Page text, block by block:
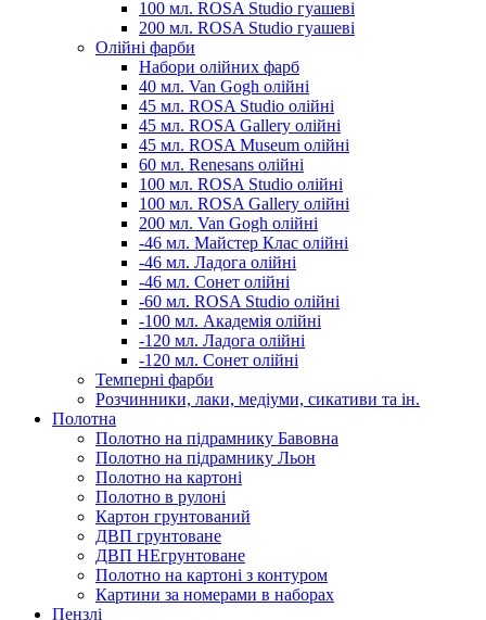
100 мл. ROSA Studio гуашеві
200 мл. ROSA Studio гуашеві
Олійні фарби
Набори олійних фарб
40 мл. Van Gogh олійні
45 мл. ROSA Studio олійні
45 мл. ROSA Gallery олійні
45 мл. ROSA Museum олійні
60 мл. Renesans олійні
100 мл. ROSA Studio олійні
100 мл. ROSA Gallery олійні
200 мл. Van Gogh олійні
-46 мл. Майстер Клас олійні
-46 мл. Ладога олійні
-46 мл. Сонет олійні
-60 мл. ROSA Studio олійні
-100 мл. Академія олійні
-120 мл. Ладога олійні
-120 мл. Сонет олійні
Темперні фарби
Розчинники, лаки, медіуми, сикативи та ін.
Полотна
Полотно на підрамнику Бавовна
Полотно на підрамнику Льон
Полотно на картоні
Полотно в рулоні
Картон грунтований
ДВП грунтоване
ДВП НЕгрунтоване
Полотно на картоні з контуром
Картини за номерами в наборах
Пензлі